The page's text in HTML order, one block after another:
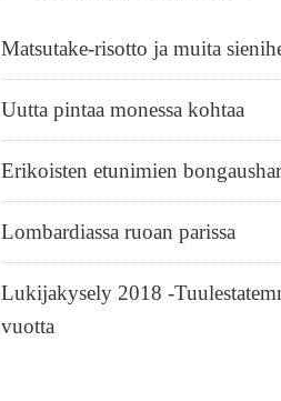
Matsutake-risotto ja muita
Uutta pintaa monessa kohtaa
Erikoisten etunimien
Lombardiassa ruoan parissa
Lukijakysely 2018 -
vuotta